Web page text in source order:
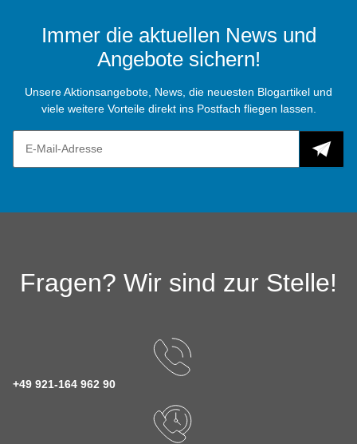
Immer die aktuellen News und
Angebote sichern!
Unsere Aktionsangebote, News, die neuesten Blogartikel und
viele weitere Vorteile direkt ins Postfach fliegen lassen.
Fragen? Wir sind zur Stelle!
+49 921-164 962 90